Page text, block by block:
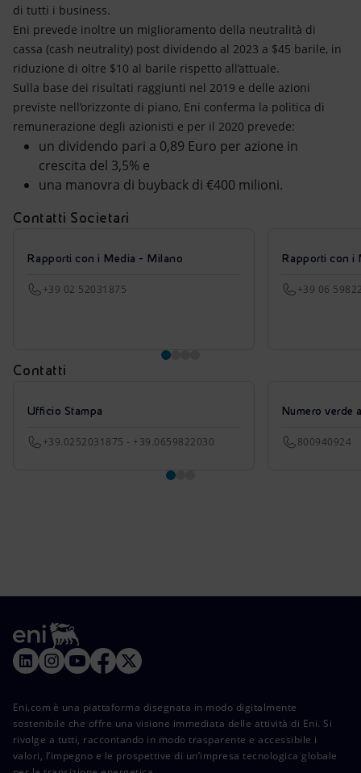
di tutti i business.
Eni prevede inoltre un miglioramento della neutralità di
cassa (cash neutrality) post dividendo al 2023 a $45 barile, in
riduzione di oltre $10 al barile rispetto all’attuale.
Sulla base dei risultati raggiunti nel 2019 e delle azioni
previste nell’orizzonte di piano, Eni conferma la politica di
remunerazione degli azionisti e per il 2020 prevede:
un dividendo pari a 0,89 Euro per azione in
crescita del 3,5% e
una manovra di buyback di €400 milioni.
Contatti Societari
Rapporti con i Media - Milano
+39 02 52031875
Rapporti con i
+39 06
Contatti
Ufficio Stampa
+39.0252031875 - +39.0659822030
Numero verde
800940924
Eni.com è una piattaforma disegnata in modo digitalmente
sostenibile che offre una visione immediata delle attività di Eni. Si
rivolge a tutti, raccontando in modo trasparente e accessibile i
valori, l’impegno e le prospettive di un’impresa tecnologica globale